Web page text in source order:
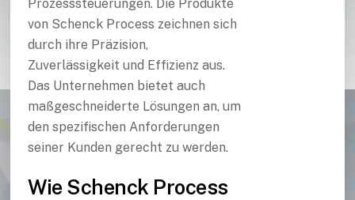
Prozesssteuerungen. Die Produkte
von Schenck Process zeichnen sich
durch ihre Präzision,
Zuverlässigkeit und Effizienz aus.
Das Unternehmen bietet auch
maßgeschneiderte Lösungen an, um
den spezifischen Anforderungen
seiner Kunden gerecht zu werden.
Wie Schenck Process